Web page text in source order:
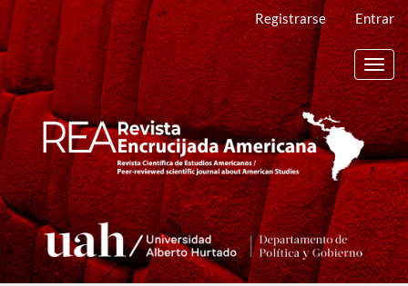
Navegación
principal
Contenido
principal
Barra
lateral
Registrarse Entrar